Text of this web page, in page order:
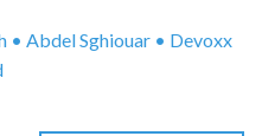
Abdel Sghiouar • Devoxx